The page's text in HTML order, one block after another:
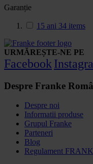
Garanție
15 ani 34 items
URMĂREȘTE-NE PE
Facebook
Despre Franke
Despre noi
Informatii produse
Grupul Franke
Parteneri
Blog
Regulament